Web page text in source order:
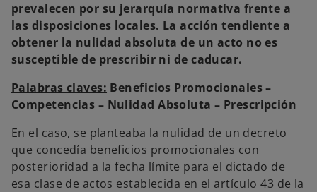
prevalecen por su jerarquía normativa frente a
las disposiciones locales. La acción tendiente a
obtener la nulidad absoluta de un acto no es
susceptible de prescribir ni de caducar.
Palabras claves: Beneficios Promocionales –
Competencias – Nulidad Absoluta – Prescripción
En el caso, se planteaba la nulidad de un decreto
que concedía beneficios promocionales con
posterioridad a la fecha límite para el dictado de
esa clase de actos establecida en el artículo 43 de la